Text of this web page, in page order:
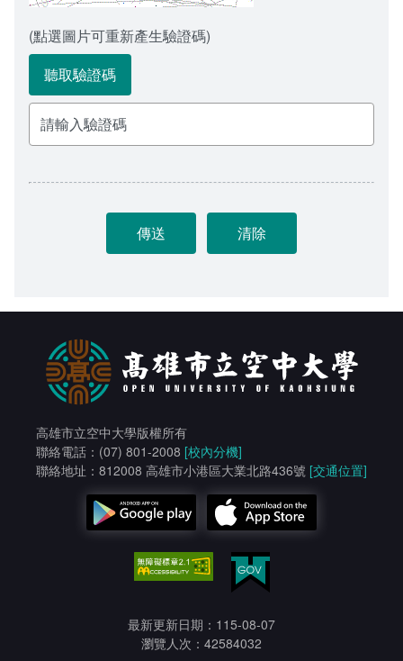
(點選圖片可重新產生驗證碼)
聽取驗證碼
高雄市立空中大學版權所有
聯絡電話：(07) 801-2008 [校內分機]
聯絡地址：812008 高雄市小港區大業北路436號 [交通位置]
最新更新日期：115-08-07
瀏覽人次：42584032